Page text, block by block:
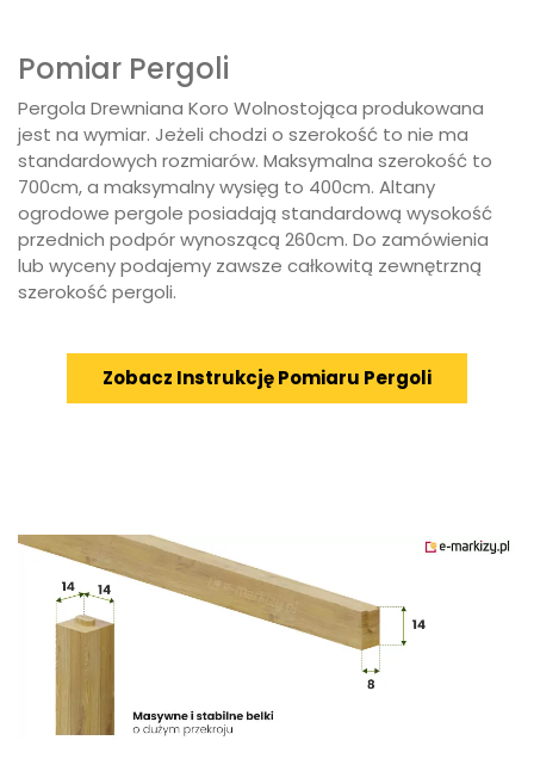
Pomiar Pergoli
Pergola Drewniana Koro Wolnostojąca produkowana
jest na wymiar. Jeżeli chodzi o szerokość to nie ma
standardowych rozmiarów. Maksymalna szerokość to
700cm, a maksymalny wysięg to 400cm. Altany
ogrodowe pergole posiadają standardową wysokość
przednich podpór wynoszącą 260cm. Do zamówienia
lub wyceny podajemy zawsze całkowitą zewnętrzną
szerokość pergoli.
Zobacz Instrukcję Pomiaru Pergoli